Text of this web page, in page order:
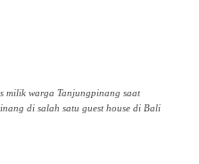
milik warga Tanjungpinang saat
di salah satu guest house di Bali